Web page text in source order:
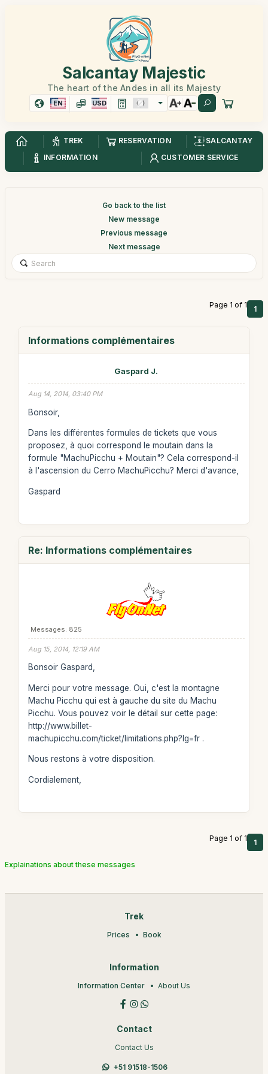
Salcantay Majestic
The heart of the Andes in all its Majesty
EN USD
TREK RESERVATION
SALCANTAY
INFORMATION
CUSTOMER SERVICE
Go back to the list
New message
Previous message
Next message
Page 1 of 1 1
Informations complémentaires
Gaspard J.
Aug 14, 2014, 03:40 PM
Bonsoir,
Dans les différentes formules de tickets que vous
proposez, à quoi correspond le moutain dans la
formule "MachuPicchu + Moutain"? Cela correspond-il
à l'ascension du Cerro MachuPicchu? Merci d'avance,
Gaspard
Re: Informations complémentaires
Messages: 825
Aug 15, 2014, 12:19 AM
Bonsoir Gaspard,
Merci pour votre message. Oui, c'est la montagne
Machu Picchu qui est à gauche du site du Machu
Picchu. Vous pouvez voir le détail sur cette page:
http://www.billet-
machupicchu.com/ticket/limitations.php?lg=fr .
Nous restons à votre disposition.
Cordialement,
Page 1 of 1 1
Explainations about these messages
Trek
Prices Book
Information
Information Center About Us
Contact
Contact Us
+51 91518-1506